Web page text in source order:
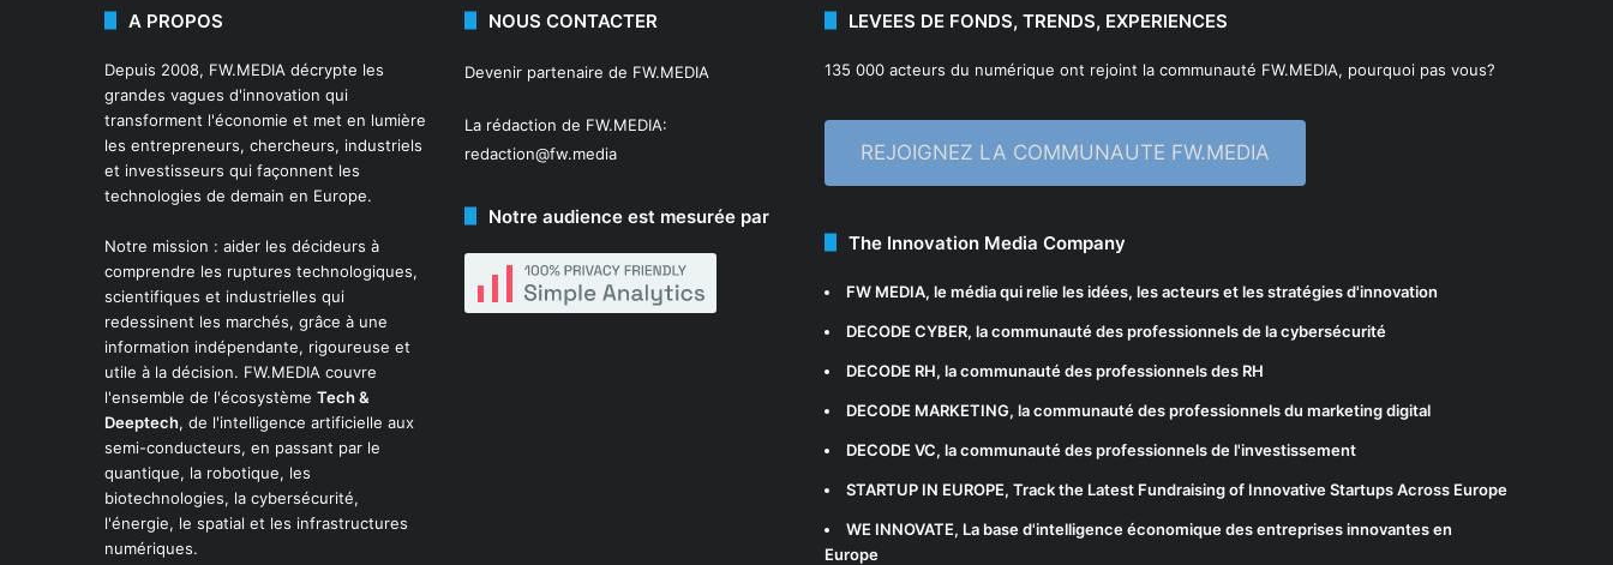
A PROPOS
Depuis 2008, FW.MEDIA décrypte les
grandes vagues d'innovation qui
transforment l'économie et met en lumière
les entrepreneurs, chercheurs, industriels
et investisseurs qui façonnent les
technologies de demain en Europe.
Notre mission : aider les décideurs à
comprendre les ruptures technologiques,
scientifiques et industrielles qui
redessinent les marchés, grâce à une
information indépendante, rigoureuse et
utile à la décision. FW.MEDIA couvre
l'ensemble de l'écosystème Tech &
Deeptech, de l'intelligence artificielle aux
semi-conducteurs, en passant par le
quantique, la robotique, les
biotechnologies, la cybersécurité,
l'énergie, le spatial et les infrastructures
numériques.
NOUS CONTACTER
Devenir partenaire de FW.MEDIA
La rédaction de FW.MEDIA:
redaction@fw.media
Notre audience est mesurée par
LEVEES DE FONDS, TRENDS, EXPERIENCES
135 000 acteurs du numérique ont rejoint la communauté FW.MEDIA, pourquoi pas vous?
REJOIGNEZ LA COMMUNAUTE FW.MEDIA
The Innovation Media Company
FW MEDIA, le média qui relie les idées, les acteurs et les stratégies d'innovation
DECODE CYBER, la communauté des professionnels de la cybersécurité
DECODE RH, la communauté des professionnels des RH
DECODE MARKETING, la communauté des professionnels du marketing digital
DECODE VC, la communauté des professionnels de l'investissement
STARTUP IN EUROPE, Track the Latest Fundraising of Innovative Startups Across Europe
WE INNOVATE, La base d'intelligence économique des entreprises innovantes en
Europe